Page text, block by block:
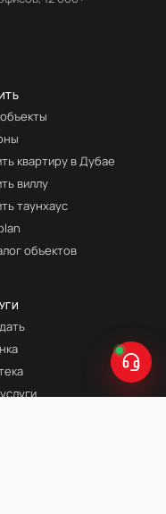
квартиру в Дубае
виллу
таунхаус
объектов